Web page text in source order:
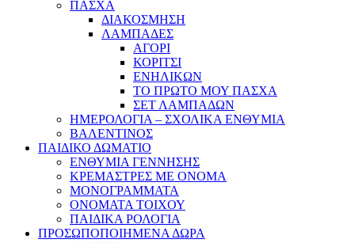
ΠΑΣΧΑ
ΔΙΑΚΟΣΜΗΣΗ
ΛΑΜΠΑΔΕΣ
ΑΓΟΡΙ
ΚΟΡΙΤΣΙ
ΕΝΗΛΙΚΩΝ
ΤΟ ΠΡΩΤΟ ΜΟΥ ΠΑΣΧΑ
ΣΕΤ ΛΑΜΠΑΔΩΝ
ΗΜΕΡΟΛΟΓΙΑ – ΣΧΟΛΙΚΑ ΕΝΘΥΜΙΑ
ΒΑΛΕΝΤΙΝΟΣ
ΠΑΙΔΙΚΟ ΔΩΜΑΤΙΟ
ΕΝΘΥΜΙΑ ΓΕΝΝΗΣΗΣ
ΚΡΕΜΑΣΤΡΕΣ ΜΕ ΟΝΟΜΑ
ΜΟΝΟΓΡΑΜΜΑΤΑ
ΟΝΟΜΑΤΑ ΤΟΙΧΟΥ
ΠΑΙΔΙΚΑ ΡΟΛΟΓΙΑ
ΠΡΟΣΩΠΟΠΟΙΗΜΕΝΑ ΔΩΡΑ